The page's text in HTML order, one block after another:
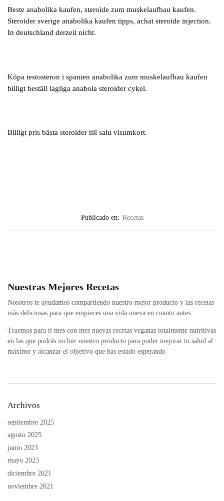
Beste anabolika kaufen, steroide zum muskelaufbau kaufen.
Steroider sverige anabolika kaufen tipps, achat steroide injection.
In deutschland derzeit nicht.
Köpa testosteron i spanien anabolika zum muskelaufbau kaufen
billigt beställ lagliga anabola steroider cykel.
Billigt pris bästa steroider till salu visumkort.
Publicado en: Recetas
Nuestras Mejores Recetas
Nosotros te ayudamos compartiendo nuestro mejor producto y las recetas
más deliciosas para que empieces una vida nueva en cuanto antes.
Traemos para ti mes con mes nuevas recetas veganas totalmente nutritivas
en las que podrás incluir nuestro producto para poder mejorar tu salud al
máximo y alcanzar el objetivo que has estado esperando
Archivos
septiembre 2025
agosto 2025
junio 2023
mayo 2023
diciembre 2021
noviembre 2021